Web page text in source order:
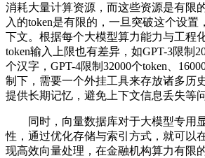
消耗大量计算资源，而这些资源是有限
入的token是有限的，一旦突破这个设置
下文。根据每个大模型算力能力与工程
token输入上限也有差异，如GPT-3限制
个汉字，GPT-4限制32000个token、
制下，需要一个外挂工具来存放诸多历
提供长期记忆，避免上下文信息丢失等问
同时，向量数据库对于大模型专用
性，通过优化存储与索引方式，就可以
现高效向量处理，在金融机构算力有限